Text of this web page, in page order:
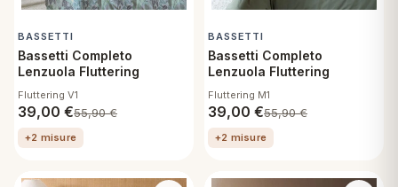
BASSETTI
Bassetti Completo
Lenzuola Fluttering
Fluttering V1
39,00 €55,90€
+2 misure
BASSETTI
Bassetti Completo
Lenzuola Fluttering
Fluttering M1
39,00 €55,90€
+2 misure